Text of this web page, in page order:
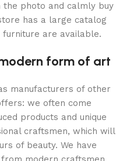
photo and calmly buy
has a large catalog
are available.
form of art
manufacturers of other
we often come
products and unique
craftsmen, which will
of beauty. We have